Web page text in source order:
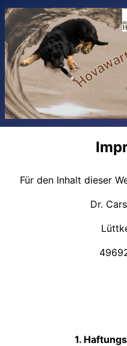
Für den Inhalt dieser
Dr.
1.